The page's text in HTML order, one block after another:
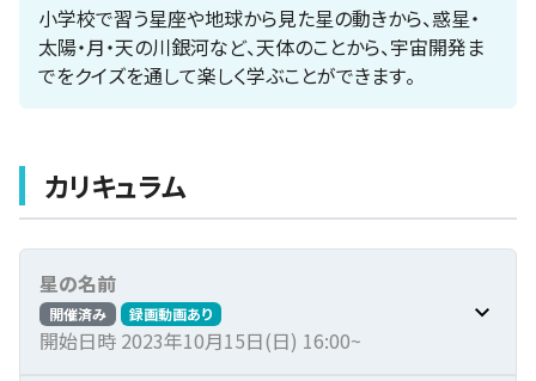
小学校で習う星座や地球から見た星の動きから、惑星・
太陽・月・天の川銀河など、天体のことから、宇宙開発ま
でをクイズを通して楽しく学ぶことができます。
カリキュラム
星の名前
開催済み 録画動画あり
開始日時 2023年10月15日(日) 16:00~